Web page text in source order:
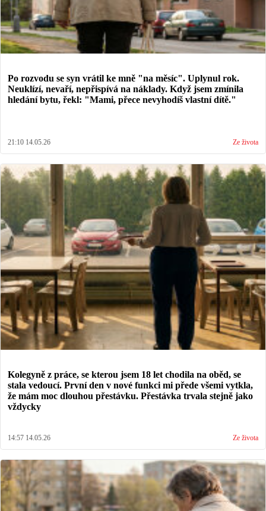
Po rozvodu se syn vrátil ke mně "na měsíc". Uplynul rok.
Neuklízí, nevaří, nepřispívá na náklady. Když jsem zmínila
hledání bytu, řekl: "Mami, přece nevyhodíš vlastní dítě."
21:10 14.05.26 Ze života
Kolegyně z práce, se kterou jsem 18 let chodila na oběd, se
stala vedoucí. První den v nové funkci mi přede všemi vytkla,
že mám moc dlouhou přestávku. Přestávka trvala stejně jako
vždycky
14:57 14.05.26 Ze života